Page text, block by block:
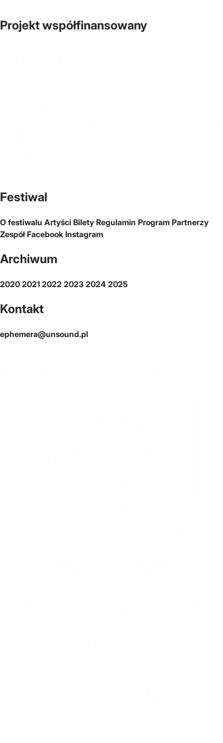
Projekt współfinansowany
Festiwal
O festiwalu Artyści Bilety Regulamin Program Partnerzy
Zespół Facebook Instagram
Archiwum
2020 2021 2022 2023 2024 2025
Kontakt
ephemera@unsound.pl